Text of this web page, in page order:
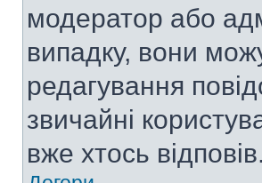
модератор або
випадку, вони
редагування
звичайні
вже хтось відповів.